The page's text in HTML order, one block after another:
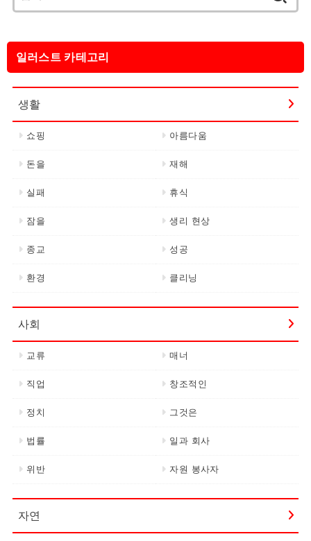
색:
일러스트 카테고리
생활
쇼핑 아름다움
돈을 재해
실패 휴식
잠을 생리 현상
종교 성공
환경 클리닝
사회
교류 매너
직업 창조적인
정치 그것은
법률 일과 회사
위반 자원 봉사자
자연